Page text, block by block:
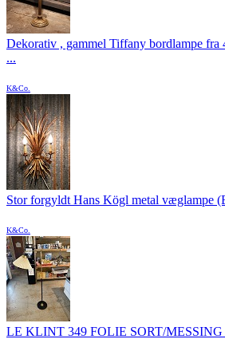
Dekorativ , gammel Tiffany bordlampe fra
...
K&Co.
Stor forgyldt Hans Kögl metal væglampe
K&Co.
LE KLINT 349 FOLIE SORT/